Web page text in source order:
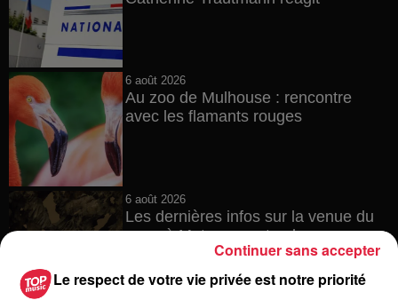
6 août 2026
Au zoo de Mulhouse : rencontre
avec les flamants rouges
6 août 2026
Les dernières infos sur la venue du
pape à Metz en septembre
Le respect de votre vie privée est notre priorité
Continuer sans accepter